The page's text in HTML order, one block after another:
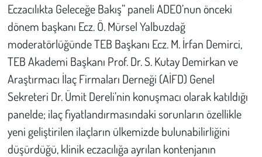
Eczacılıkta Geleceğe Bakış” paneli ADEO’nun önceki
dönem başkanı Ecz. Ö. Mürsel Yalbuzdağ
moderatörlüğünde TEB Başkanı Ecz. M. İrfan Demirci,
TEB Akademi Başkanı Prof. Dr. S. Kutay Demirkan ve
Araştırmacı İlaç Firmaları Derneği (AİFD) Genel
Sekreteri Dr. Ümit Dereli’nin konuşmacı olarak katıldığı
panelde; ilaç fiyatlandırmasındaki sorunların özellikle
yeni geliştirilen ilaçların ülkemizde bulunabilirliğini
düşürdüğü, klinik eczacılığa ayrılan kontenjanın